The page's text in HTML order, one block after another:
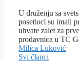
U druženju sa
posetioci su imali
uhvate zalet za
prodavnica u TC
Milica Luković
Svi članci